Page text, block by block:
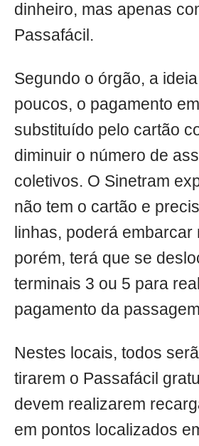
dinheiro, mas apenas
Passafácil.
Segundo o órgão, a
poucos, o pagamento
substituído pelo cartão
diminuir o número de
coletivos. O Sinetram
não tem o cartão e
linhas, poderá embarcar
porém, terá que se
terminais 3 ou 5 para
pagamento da
Nestes locais, todos
tirarem o Passafácil
devem realizarem
em pontos localizados